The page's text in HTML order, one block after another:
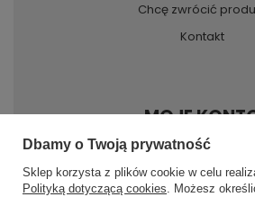
Chcę zwrócić
Kontakt
MOJE
Dbamy o Twoją prywatność
Sklep korzysta z plików cookie w celu
Polityką dotyczącą cookies. Możesz